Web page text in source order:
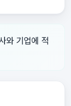
와 기업에 적